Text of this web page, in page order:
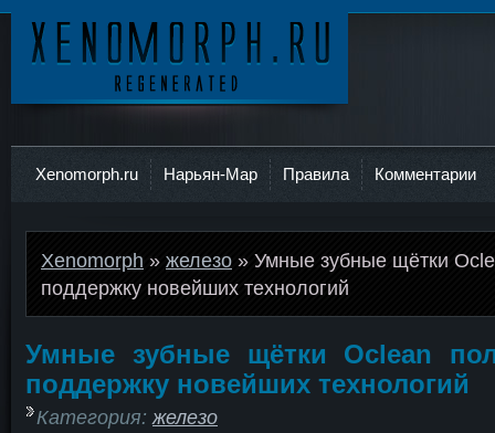
Xenomorph.ru Нарьян-Мар Правила Комментарии
Xenomorph » железо » Умные зубные щётки
поддержку новейших технологий
Умные зубные щётки Oclean
поддержку новейших технологий
Категория: железо